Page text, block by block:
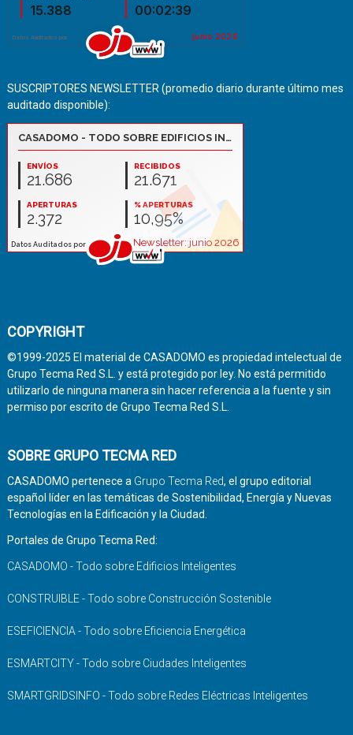
SUSCRIPTORES NEWSLETTER (promedio diario durante último mes
auditado disponible):
COPYRIGHT
©1999-2025 El material de CASADOMO es propiedad intelectual de
Grupo Tecma Red S.L. y está protegido por ley. No está permitido
utilizarlo de ninguna manera sin hacer referencia a la fuente y sin
permiso por escrito de Grupo Tecma Red S.L.
SOBRE GRUPO TECMA RED
CASADOMO pertenece a Grupo Tecma Red, el grupo editorial
español líder en las temáticas de Sostenibilidad, Energía y Nuevas
Tecnologías en la Edificación y la Ciudad.
Portales de Grupo Tecma Red:
CASADOMO - Todo sobre Edificios Inteligentes
CONSTRUIBLE - Todo sobre Construcción Sostenible
ESEFICIENCIA - Todo sobre Eficiencia Energética
ESMARTCITY - Todo sobre Ciudades Inteligentes
SMARTGRIDSINFO - Todo sobre Redes Eléctricas Inteligentes